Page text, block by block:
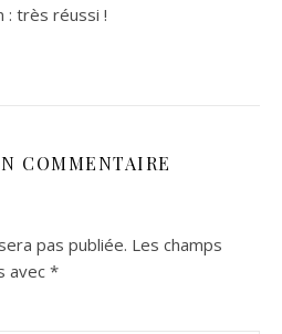
: très réussi !
COMMENTAIRE
pas publiée. Les champs
avec *